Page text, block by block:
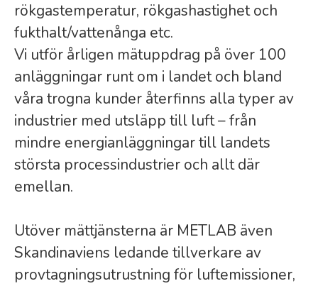
rökgastemperatur, rökgashastighet och
fukthalt/vattenånga etc.
Vi utför årligen mätuppdrag på över 100
anläggningar runt om i landet och bland
våra trogna kunder återfinns alla typer av
industrier med utsläpp till luft – från
mindre energianläggningar till landets
största processindustrier och allt där
emellan.
Utöver mättjänsterna är METLAB även
Skandinaviens ledande tillverkare av
provtagningsutrustning för luftemissioner,